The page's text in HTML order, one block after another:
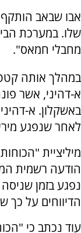
אבו שבאב הותקף
שלו. במערכת
מחבלי חמאס".
במהלך אותה
א-דהיני, אשר
באשקלון. א-
לאחר שנפגע
מיליציית
הודעה רשמית
נפגע בזמן
הדיווחים על כך
עוד נכתב כי